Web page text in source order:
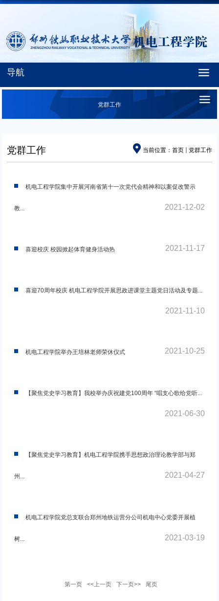
导航
党群工作
当前位置： 首页 党群工作
党群工作
机电工程学院集中开展河南省第十一次党代会精神和以案促改警示
教... 2021-12-02
喜迎校庆 校园掀起体育健身活动热 2021-11-17
喜迎70周年校庆 机电工程学院开展思政进课堂主题党日活动及专题...
2021-11-10
机电工程学院举办王培林老师荣休仪式 2021-10-25
【聚焦党史学习教育】我校举办庆祝建党100周年 “唱支心歌给党听...
2021-06-30
【聚焦党史学习教育】机电工程学院携手思想政治理论教学部与郑
州... 2021-04-27
机电工程学院党总支联合郑州地铁运营分公司机电中心党委开展植
树... 2021-03-19
第一页 <<上一页 下一页>> 尾页